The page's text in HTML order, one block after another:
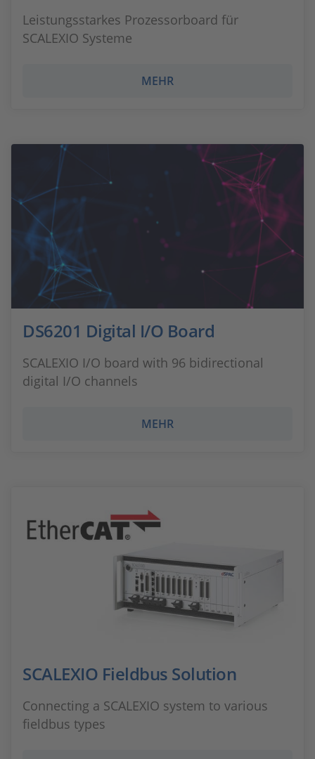
Leistungsstarkes Prozessorboard für
SCALEXIO Systeme
MEHR
DS6201 Digital I/O Board
SCALEXIO I/O board with 96 bidirectional
digital I/O channels
MEHR
SCALEXIO Fieldbus Solution
Connecting a SCALEXIO system to various
fieldbus types